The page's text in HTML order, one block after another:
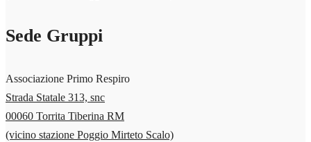
Sede Gruppi
Associazione Primo Respiro
Strada Statale 313, snc
00060 Torrita Tiberina RM
(vicino stazione Poggio Mirteto Scalo)